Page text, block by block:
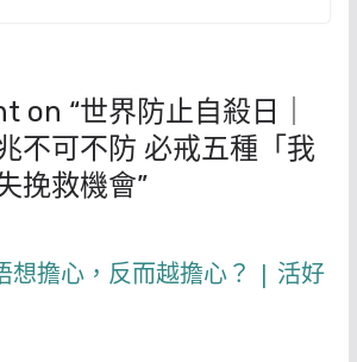
on “世界防止自殺日｜
不可不防 必戒五種「我
挽救機會”
想擔心，反而越擔心？ | 活好